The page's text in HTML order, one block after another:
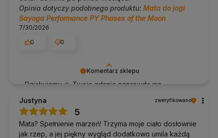
Wysoka jakość potwierdzona
certyfikacyjnego SGS. Potwierdza on, że produkt spełnia
krajowe i międzynarodowe normy oraz nie zawiera toksycznych
substancji.
Pielęgnacja i trwałość
Przetrzyj wilgotną ściereczką po praktyce, w razie
potrzeby z odrobiną łagodnego detergentu.
Komentarz sklepu
Dziękujemy 🙏 Twoje zdanie naprawdę ma
Opinia dotyczy podobnego produktu: Mata do jogi
Sayoga Performance PY Phases of the Moon
7/30/2026
0
0
Justyna zweryfikowano
5
Mata? Spełnienie marzeń! Trzyma moje ciało dosłownie
jak rzep, a jej piękny wygląd dodatkowo umila każdą